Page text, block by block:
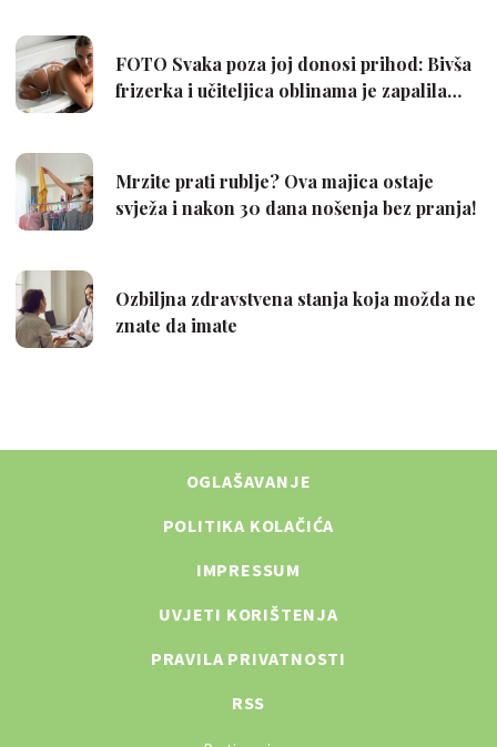
OGLAŠAVANJE
POLITIKA KOLAČIĆA
IMPRESSUM
UVJETI KORIŠTENJA
PRAVILA PRIVATNOSTI
RSS